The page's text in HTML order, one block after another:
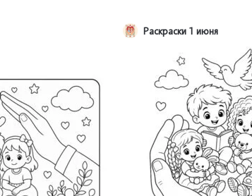
Раскраски 1 июня